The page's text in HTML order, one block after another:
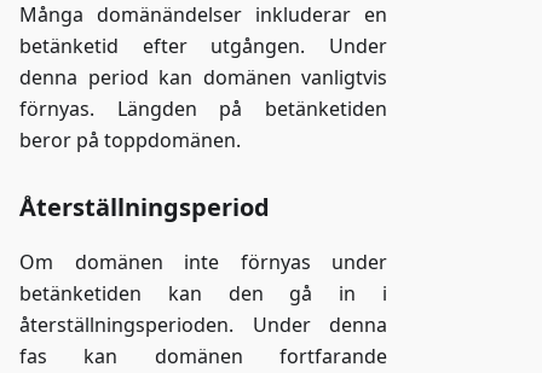
Många domänändelser inkluderar en
betänketid efter utgången. Under
denna period kan domänen vanligtvis
förnyas. Längden på betänketiden
beror på toppdomänen.
Återställningsperiod
Om domänen inte förnyas under
betänketiden kan den gå in i
återställningsperioden. Under denna
fas kan domänen fortfarande